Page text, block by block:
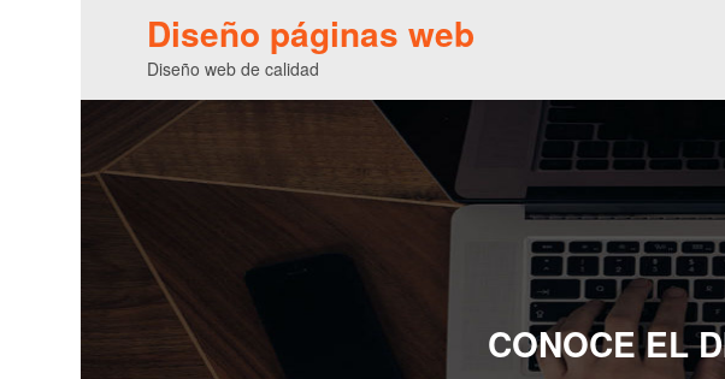
Diseño páginas web
Diseño web de calidad
CONOCE EL